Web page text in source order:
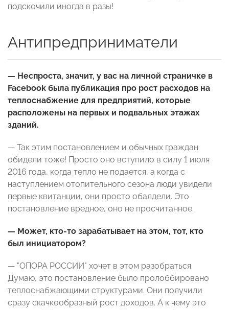
подскочили иногда в разы!
Антипредприниматели
— Неспроста, значит, у вас на личной страничке в
Facebook была публикация про рост расходов на
теплоснабжение для предприятий, которые
расположены на первых и подвальных этажах
зданий.
— Так этим постановлением и обычных граждан
обидели тоже! Просто оно вступило в силу 1 июля
2016 года, когда тепло не подается, а когда с
наступлением отопительного сезона люди увидели
первые квитанции, они просто обалдели. Это
постановление вредное, оно не просчитанное.
— Может, кто-то зарабатывает на этом, тот, кто
был инициатором?
— "ОПОРА РОССИИ" хочет в этом разобраться.
Думаю, это постановление было пролоббировано
теплоснабжающими структурами. Они получили
сразу скачкообразный рост доходов. А к чему это